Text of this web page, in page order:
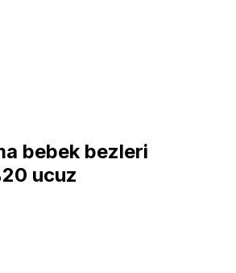
bebek bezleri
ucuz